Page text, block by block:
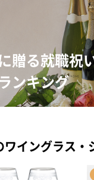
贈る就職祝
ンキング
ワイングラス・